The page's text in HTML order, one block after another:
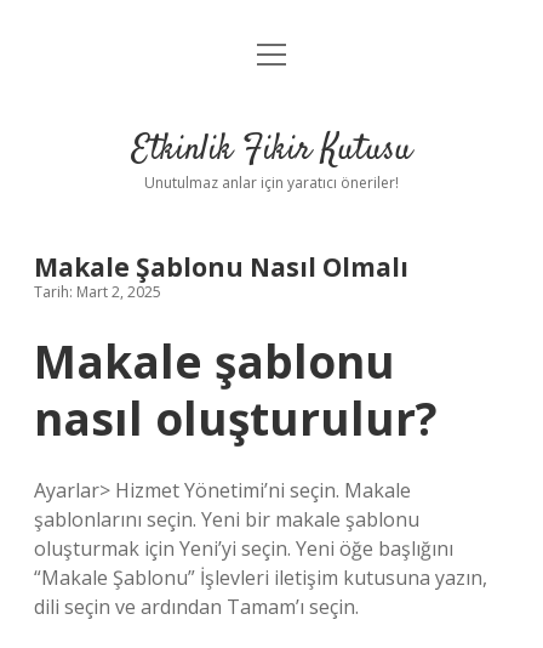
Anasayfa
Yasal Uyarı
menüyü
Etkinlik Fikir Kutusu
Unutulmaz anlar için yaratıcı öneriler!
Makale Şablonu Nasıl Olmalı
Tarih: Mart 2, 2025
Makale şablonu
nasıl oluşturulur?
Ayarlar> Hizmet Yönetimi’ni seçin. Makale
şablonlarını seçin. Yeni bir makale şablonu
oluşturmak için Yeni’yi seçin. Yeni öğe başlığını
“Makale Şablonu” İşlevleri iletişim kutusuna yazın,
dili seçin ve ardından Tamam’ı seçin.